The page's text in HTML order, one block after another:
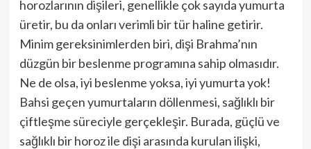
horozlarının dişileri, genellikle çok sayıda yumurta
üretir, bu da onları verimli bir tür haline getirir.
Minim gereksinimlerden biri, dişi Brahma’nın
düzgün bir beslenme programına sahip olmasıdır.
Ne de olsa, iyi beslenme yoksa, iyi yumurta yok!
Bahsi geçen yumurtaların döllenmesi, sağlıklı bir
çiftleşme süreciyle gerçekleşir. Burada, güçlü ve
sağlıklı bir horoz ile dişi arasında kurulan ilişki,